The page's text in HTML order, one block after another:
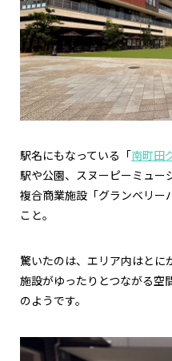
駅名にもなっている「 南町田
駅や公園、スヌーピーミュー
複合商業施設「グランベリー
こと。
驚いたのは、エリア内はと
施設がゆったりとつながる空
のようです。